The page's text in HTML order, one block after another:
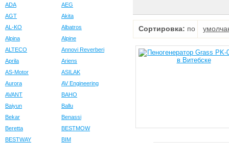
ADA
AEG
AGT
Akita
AL-KO
Albatros
Alpina
Alpine
ALTECO
Annovi Reverberi
Aprila
Ariens
AS-Motor
ASILAK
Aurora
AV Engineering
AVANT
BAHO
Baiyun
Ballu
Bekar
Benassi
Beretta
BESTMOW
BESTWAY
BIM
Сортировка: по